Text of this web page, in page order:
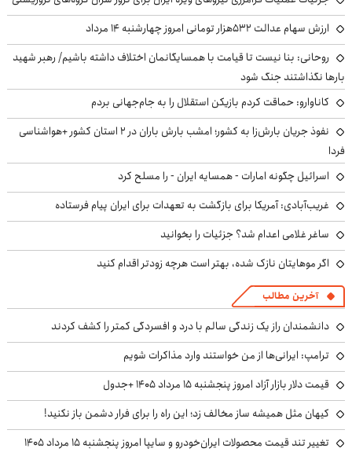
ارزش سهام عدالت ۵۳۲هزار تومانی امروز چهارشنبه ۱۴ مرداد
روحانی: بنا نیست تا قیامت با همسایگانمان اختلاف داشته باشیم/ رهبر شهید
بارها نگذاشتند جنگ شود
کاناوارو: حماقت کردم بازیکن استقلال را به جام‌جهانی بردم
نفوذ جریان بارش‌زا به کشور؛ امشب بارش باران در ۲ استان کشور +هواشناسی
فردا
اسرائیل چگونه امارات - همسایه ایران - را مسلح کرد
غریب‌آبادی: آمریکا برای بازگشت به تعهدات برای ایران پیام فرستاده
ساغر غلامی اعدام شد؟ جزئیات را بخوانید
اگر موهایتان نازک شده، بهتر است هرچه زودتر اقدام کنید
آخرین مطالب
دانشمندان راز یک زندگی سالم با درد و افسردگی کمتر را کشف کردند
ترامپ: ایرانی‌ها از من خواستند وارد مذاکرات شویم
قیمت دلار بازار آزاد امروز پنجشنبه ۱۵ مرداد ۱۴۰۵ +جدول
کیهان مثل همیشه ساز مخالف زد؛ این راه را برای فرار دشمن باز نکنید!
تغییر تند قیمت محصولات ایران‌خودرو و سایپا امروز پنجشنبه ۱۵ مرداد ۱۴۰۵